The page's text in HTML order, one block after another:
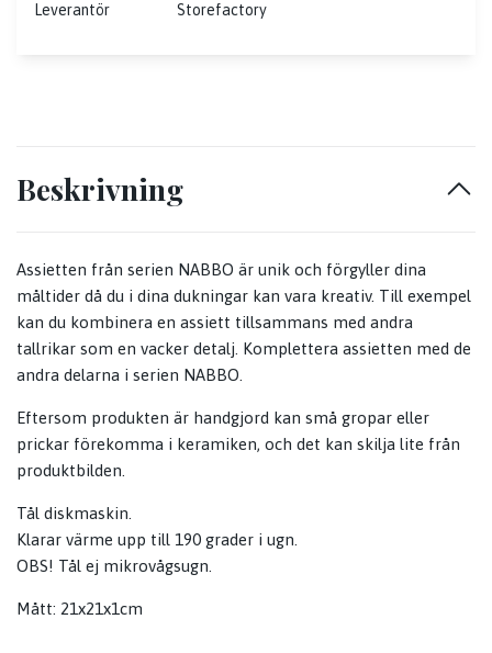
Leverantör Storefactory
Beskrivning
Assietten från serien NABBO är unik och förgyller dina
måltider då du i dina dukningar kan vara kreativ. Till exempel
kan du kombinera en assiett tillsammans med andra
tallrikar som en vacker detalj. Komplettera assietten med de
andra delarna i serien NABBO.
Eftersom produkten är handgjord kan små gropar eller
prickar förekomma i keramiken, och det kan skilja lite från
produktbilden.
Tål diskmaskin.
Klarar värme upp till 190 grader i ugn.
OBS! Tål ej mikrovågsugn.
Mått: 21x21x1cm